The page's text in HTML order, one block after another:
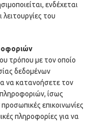
ενδέχεται
του
τρόπου με τον οποίο
δεδομένων
να κατανοήσετε τον
ίσως
επικοινωνίες
πληροφορίες για να